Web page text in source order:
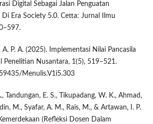
Digital Sebagai Jalan Penguatan
Di Era Society 5.0. Cetta: Jurnal Ilmu
A. P. A. (2025). Implementasi Nilai Pancasila
Penelitian Nusantara, 1(5), 519–521.
Menulis.V1i5.303
Tandungan, E. S., Tikupadang, W. K., Ahmad,
M., Syafar, A. M., Rais, M., & Artawan, I. P.
(Refleksi Dosen Dalam